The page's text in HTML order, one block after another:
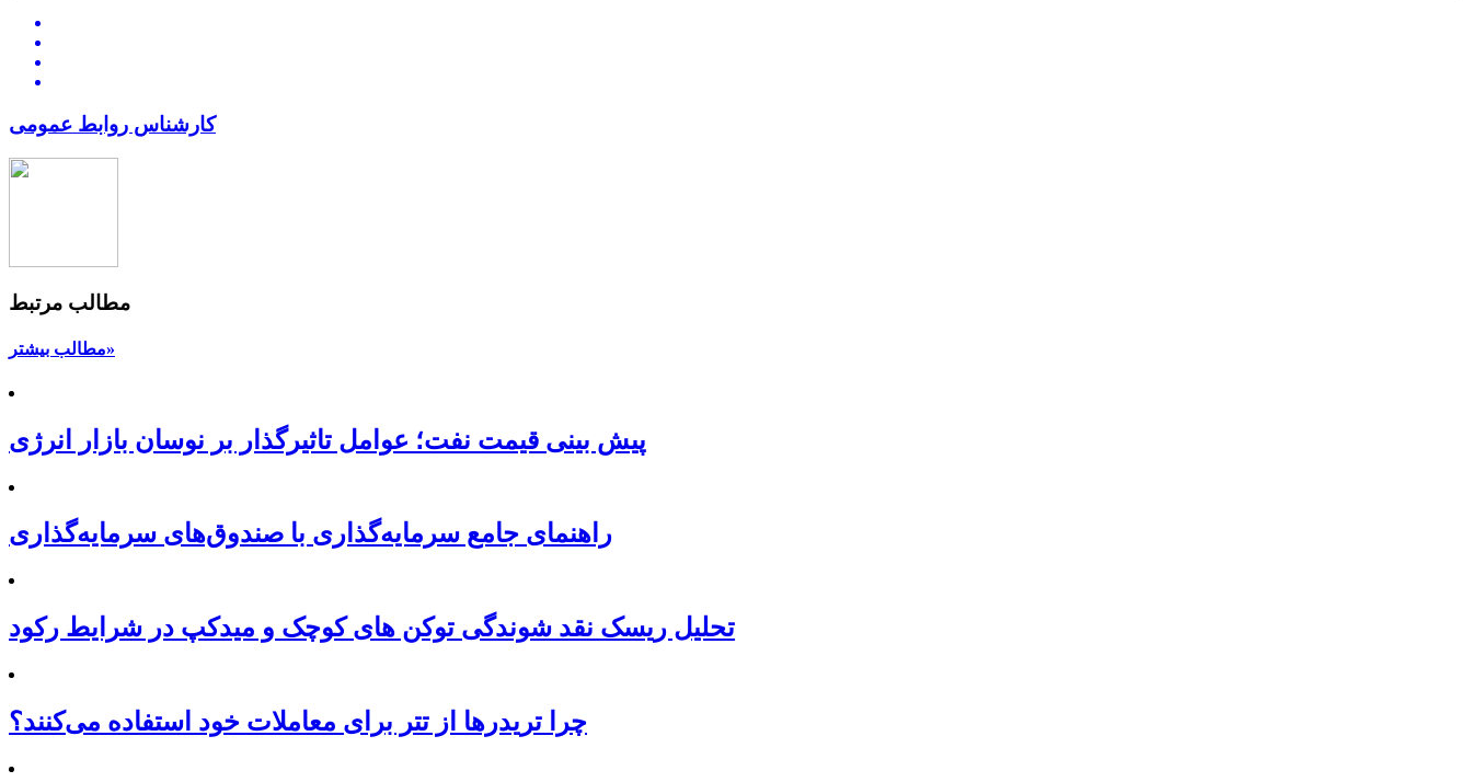
کارشناس روابط عمومی
مطالب مرتبط
مطالب بیشتر»
پیش بینی قیمت نفت؛ عوامل تاثیرگذار بر نوسان بازار انرژی
راهنمای جامع سرمایه‌گذاری با صندوق‌های سرمایه‌گذاری
تحلیل ریسک نقد شوندگی توکن های کوچک و میدکپ در شرایط رکود
چرا تریدرها از تتر برای معاملات خود استفاده می‌کنند؟